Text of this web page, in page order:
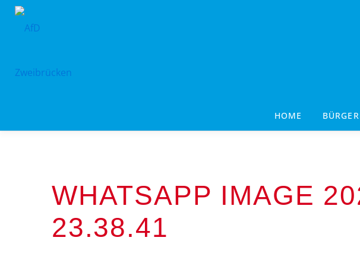
Zum
HOME
WHATSAPP IMAGE
23.38.41